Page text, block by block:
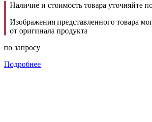
Наличие и стоимость товара уточняйте
Изображения представленного товара
от оригинала продукта
по запросу
Подробнее